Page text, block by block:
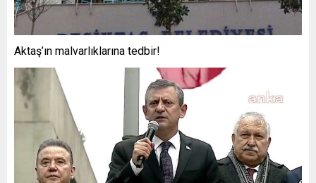
Aktaş’ın malvarlıklarına tedbir!